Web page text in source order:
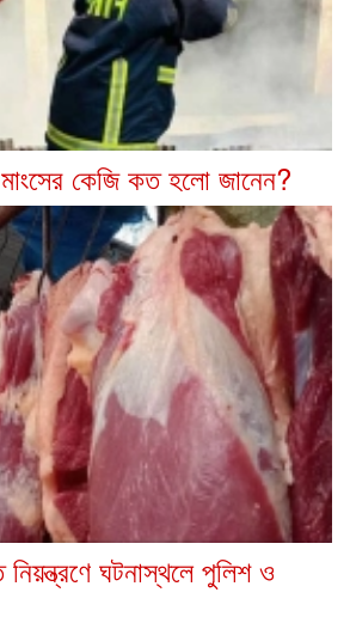
কেজি কত হলো জানেন?
ঘটনাস্থলে পুলিশ ও